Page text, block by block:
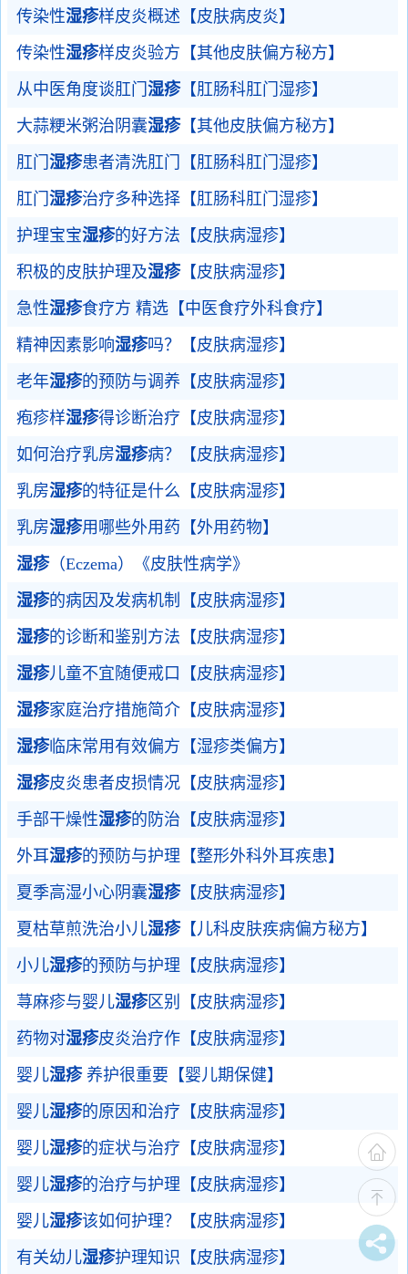
传染性湿疹样皮炎概述【皮肤病皮炎】
传染性湿疹样皮炎验方【其他皮肤偏方秘方】
从中医角度谈肛门 湿疹【肛肠科肛门湿疹】
大蒜粳米粥治阴囊湿疹【其他皮肤偏方秘方】
肛门 湿疹患者清洗肛门【肛肠科肛门湿疹】
肛门 湿疹治疗多种选择【肛肠科肛门湿疹】
护理宝宝湿疹的好方法【皮肤病湿疹】
积极的皮肤护理及湿疹【皮肤病湿疹】
急性湿疹食疗方 精选【中医食疗外科食疗】
精神因素影响湿疹吗？【皮肤病湿疹】
老年湿疹的预防与调养【皮肤病湿疹】
疱疹样湿疹得诊断治疗【皮肤病湿疹】
如何治疗乳房湿疹病？【皮肤病湿疹】
乳房湿疹的特征是什么【皮肤病湿疹】
乳房湿疹用哪些外用药【外用药物】
湿疹（Eczema）《皮肤性病学》
湿疹的病因及发病机制【皮肤病湿疹】
湿疹的诊断和鉴别方法【皮肤病湿疹】
湿疹儿童不宜随便戒口【皮肤病湿疹】
湿疹家庭治疗措施简介【皮肤病湿疹】
湿疹临床常用有效偏方【湿疹类偏方】
湿疹皮炎患者皮损情况【皮肤病湿疹】
手部干燥性湿疹的防治【皮肤病湿疹】
外耳湿疹的预防与护理【整形外科外耳疾患】
夏季高湿小心阴囊湿疹【皮肤病湿疹】
夏枯草煎洗治小儿湿疹【儿科皮肤疾病偏方秘方】
小儿湿疹的预防与护理【皮肤病湿疹】
荨麻疹与婴儿湿疹区别【皮肤病湿疹】
药物对湿疹皮炎治疗作【皮肤病湿疹】
婴儿湿疹养护很重要【婴儿期保健】
婴儿湿疹的原因和治疗【皮肤病湿疹】
婴儿湿疹的症状与治疗【皮肤病湿疹】
婴儿湿疹的治疗与护理【皮肤病湿疹】
婴儿湿疹该如何护理？【皮肤病湿疹】
有关幼儿湿疹护理知识【皮肤病湿疹】